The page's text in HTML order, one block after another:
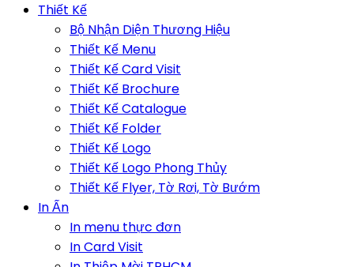
Thiết Kế
Bộ Nhận Diện Thương Hiệu
Thiết Kế Menu
Thiết Kế Card Visit
Thiết Kế Brochure
Thiết Kế Catalogue
Thiết Kế Folder
Thiết Kế Logo
Thiết Kế Logo Phong Thủy
Thiết Kế Flyer, Tờ Rơi, Tờ Bướm
In Ấn
In menu thực đơn
In Card Visit